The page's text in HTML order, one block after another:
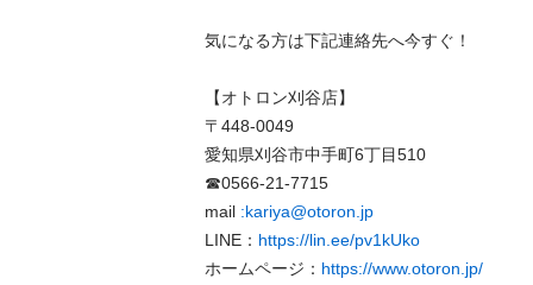
気になる方は下記連絡先へ今すぐ！
【オトロン刈谷店】
〒448-0049
愛知県刈谷市中手町6丁目510
☎0566‐21‐7715
mail :kariya@otoron.jp
LINE： https://lin.ee/pv1kUko
ホームページ： https://www.otoron.jp/